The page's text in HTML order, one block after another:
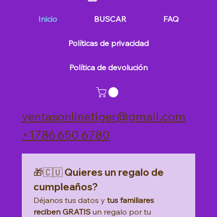
huev
unid
ades
lión
Inicio BUSCAR FAQ
Políticas de privacidad
Política de devolución
ventasonlinetiger@gmail.com
+1786 650 6780
🎁🇨🇺 Quieres un regalo de
cumpleaños?
Déjanos tus datos y tus familiares
reciben GRATIS un regalo por tu